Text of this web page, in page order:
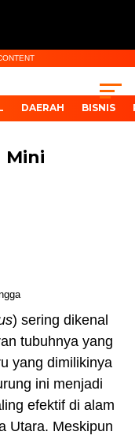
DAERAH BISNIS
Mini
) sering dikenal
tubuhnya yang
yang dimilikinya
ini menjadi
efektif di alam
Utara. Meskipun